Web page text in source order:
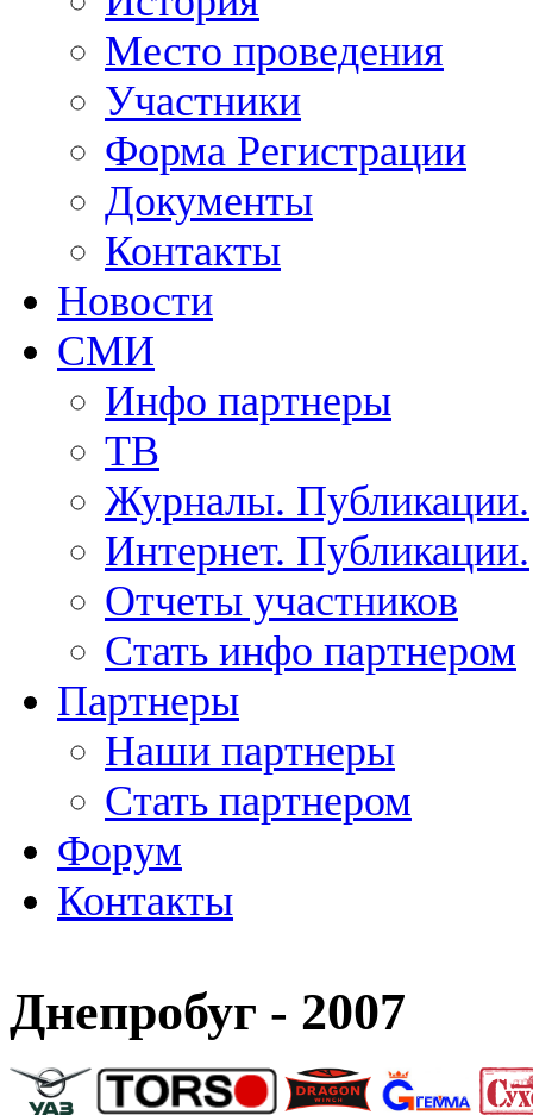
Место проведения
Участники
Форма Регистрации
Документы
Контакты
Новости
СМИ
Инфо партнеры
ТВ
Журналы. Публикации.
Интернет. Публикации.
Отчеты участников
Стать инфо партнером
Партнеры
Наши партнеры
Стать партнером
Форум
Контакты
Днепробуг - 2007